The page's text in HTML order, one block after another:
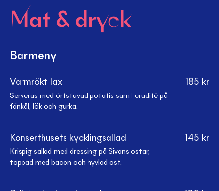
Mat & dryck
Barmeny
Varmrökt lax 185 kr
Serveras med örtstuvad potatis samt crudité på
fänkål, lök och gurka.
Konserthusets kycklingsallad 145 kr
Krispig sallad med dressing på Sivans ostar,
toppad med bacon och hyvlad ost.